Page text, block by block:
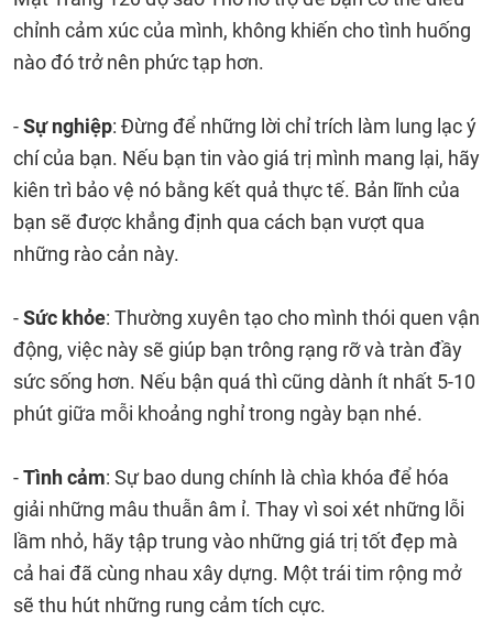
chỉnh cảm xúc của mình, không khiến cho tình huống
nào đó trở nên phức tạp hơn.
-Sự nghiệp: Đừng để những lời chỉ trích làm lung lạc ý
chí của bạn. Nếu bạn tin vào giá trị mình mang lại, hãy
kiên trì bảo vệ nó bằng kết quả thực tế. Bản lĩnh của
bạn sẽ được khẳng định qua cách bạn vượt qua
những rào cản này.
-Sức khỏe: Thường xuyên tạo cho mình thói quen vận
động, việc này sẽ giúp bạn trông rạng rỡ và tràn đầy
sức sống hơn. Nếu bận quá thì cũng dành ít nhất 5-10
phút giữa mỗi khoảng nghỉ trong ngày bạn nhé.
-Tình cảm: Sự bao dung chính là chìa khóa để hóa
giải những mâu thuẫn âm ỉ. Thay vì soi xét những lỗi
lầm nhỏ, hãy tập trung vào những giá trị tốt đẹp mà
cả hai đã cùng nhau xây dựng. Một trái tim rộng mở
sẽ thu hút những rung cảm tích cực.